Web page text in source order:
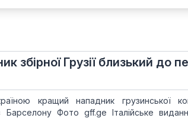
збірної Грузії близький до
кращий нападник грузинської
Фото gff.ge Італійське